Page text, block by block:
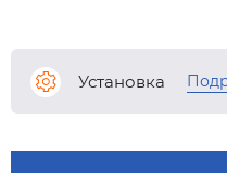
Установка